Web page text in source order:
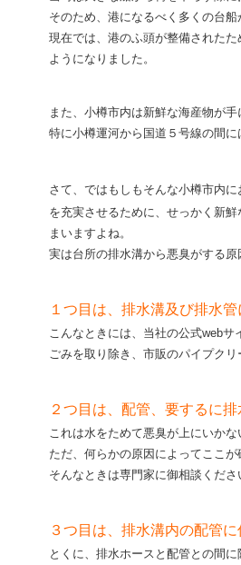
そのため、港になるべく多くの台
現在では、港のふ頭が整備された
ようになりました。
また、小樽市内は新鮮な海産物が
特に小樽運河から国道５号線の間
さて、ではもしもそんな小樽市内に
を充実させるために、せっかく新
まいますよね。
実は台所の排水溝から悪臭がする
１つ目は、排水溝及び排水
こんなときには、当社の公式webサ
ごみを取り除き、市販のパイプク
２つ目は、配管、要するに
これは水をためて悪臭が上にいかな
ただ、何らかの原因によってここ
そんなときは専門家に御相談くださ
３つ目は、排水溝内の配管
とくに、排水ホースと配管との間